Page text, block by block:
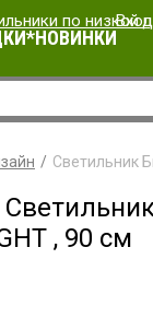
Вход
Светильник
, 90 см